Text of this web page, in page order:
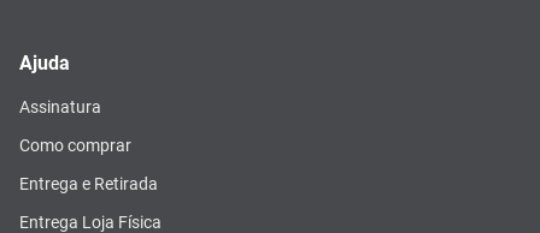
Ajuda
Assinatura
Como comprar
Entrega e Retirada
Entrega Loja Física